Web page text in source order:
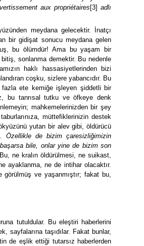
aux propriétaires[3] adlı
meydana gelecektir. İnatçı
bir gidişat sonucu meydana gelen
bu ölümdür! Ama bu yaşam bir
sonlanma demektir. Bu nedenle
haklı hassasiyetlerinden bizi
coşku, sizlere yabancıdır. Bu
fazla ete kemiğe işleyen şiddetli bir
bu tanrısal tutku ve öfkeye denk
mahkemelerinizden bir şey
müttefiklerinizin destek
yutan bir alev gibi, öldürücü
Özellikle de bizim çaresizliğimizin
bile, onlar yine de bizim son
Bu, ne kralın öldürülmesi, ne suikast,
ayaklanma, ne de intihar olacaktır.
ve yaşanmıştır; fakat bu,
tutuldular. Bu eleştiri haberlerini
sayfalarına taşıdılar. Fakat bunlar,
de eşlik ettiği tutarsız haberlerden